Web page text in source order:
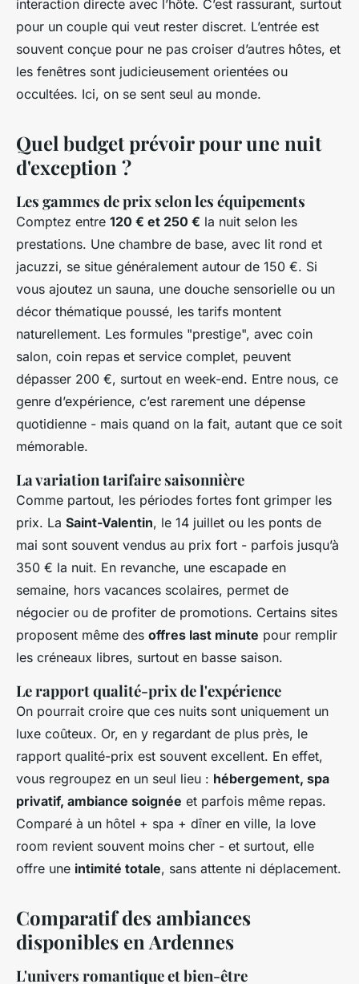
interaction directe avec l’hôte. C’est rassurant, surtout
pour un couple qui veut rester discret. L’entrée est
souvent conçue pour ne pas croiser d’autres hôtes, et
les fenêtres sont judicieusement orientées ou
occultées. Ici, on se sent seul au monde.
Quel budget prévoir pour une nuit
d'exception ?
Les gammes de prix selon les équipements
Comptez entre 120 € et 250 € la nuit selon les
prestations. Une chambre de base, avec lit rond et
jacuzzi, se situe généralement autour de 150 €. Si
vous ajoutez un sauna, une douche sensorielle ou un
décor thématique poussé, les tarifs montent
naturellement. Les formules "prestige", avec coin
salon, coin repas et service complet, peuvent
dépasser 200 €, surtout en week-end. Entre nous, ce
genre d’expérience, c’est rarement une dépense
quotidienne - mais quand on la fait, autant que ce soit
mémorable.
La variation tarifaire saisonnière
Comme partout, les périodes fortes font grimper les
prix. La Saint-Valentin, le 14 juillet ou les ponts de
mai sont souvent vendus au prix fort - parfois jusqu’à
350 € la nuit. En revanche, une escapade en
semaine, hors vacances scolaires, permet de
négocier ou de profiter de promotions. Certains sites
proposent même des offres last minute pour remplir
les créneaux libres, surtout en basse saison.
Le rapport qualité-prix de l'expérience
On pourrait croire que ces nuits sont uniquement un
luxe coûteux. Or, en y regardant de plus près, le
rapport qualité-prix est souvent excellent. En effet,
vous regroupez en un seul lieu : hébergement, spa
privatif, ambiance soignée et parfois même repas.
Comparé à un hôtel + spa + dîner en ville, la love
room revient souvent moins cher - et surtout, elle
offre une intimité totale, sans attente ni déplacement.
Comparatif des ambiances
disponibles en Ardennes
L'univers romantique et bien-être